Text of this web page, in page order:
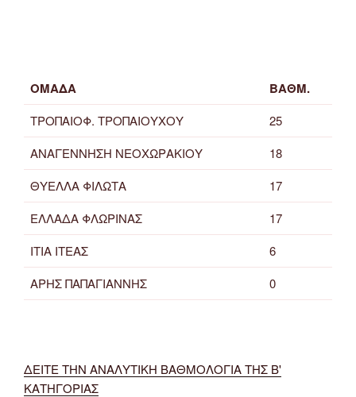
ΟΜΑΔΑ ΒΑΘΜ.
ΤΡΟΠΑΙΟΦ. ΤΡΟΠΑΙΟΥΧΟΥ
25
ΑΝΑΓΕΝΝΗΣΗ ΝΕΟΧΩΡΑΚΙΟΥ
18
ΘΥΕΛΛΑ ΦΙΛΩΤΑ
17
ΕΛΛΑΔΑ ΦΛΩΡΙΝΑΣ
17
ΙΤΙΑ ΙΤΕΑΣ
6
ΑΡΗΣ ΠΑΠΑΓΙΑΝΝΗΣ
0
ΔΕΙΤΕ ΤΗΝ ΑΝΑΛΥΤΙΚΗ ΒΑΘΜΟΛΟΓΙΑ ΤΗΣ Β'
ΚΑΤΗΓΟΡΙΑΣ